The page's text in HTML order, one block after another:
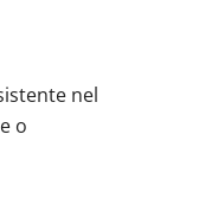
nel
o